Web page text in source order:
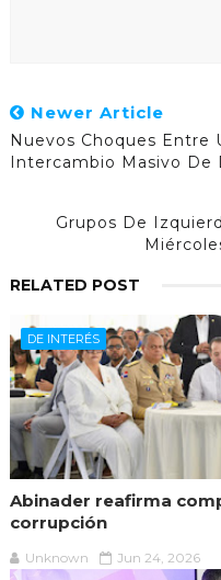
Newer Article
Nuevos Choques Entre
Intercambio Masivo De
Grupos De
RELATED POST
DE INTERÉS
Abinader reafirma
corrupción
Unknown Jun 24, 2026